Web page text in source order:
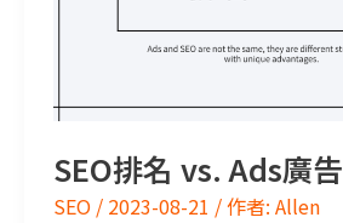
SEO排名 vs. Ads廣告
SEO / 2023-08-21 / 作者: Allen